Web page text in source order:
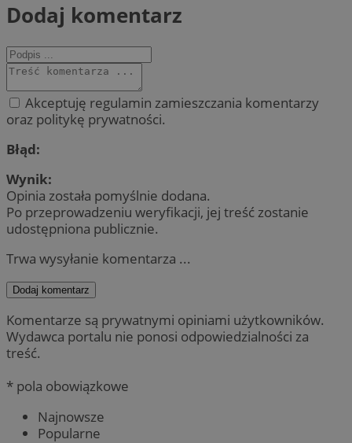
Dodaj komentarz
Akceptuję regulamin zamieszczania komentarzy
oraz politykę prywatności.
Błąd:
Wynik:
Opinia została pomyślnie dodana.
Po przeprowadzeniu weryfikacji, jej treść zostanie
udostępniona publicznie.
Trwa wysyłanie komentarza ...
Dodaj komentarz
Komentarze są prywatnymi opiniami użytkowników.
Wydawca portalu nie ponosi odpowiedzialności za
treść.
* pola obowiązkowe
Najnowsze
Popularne